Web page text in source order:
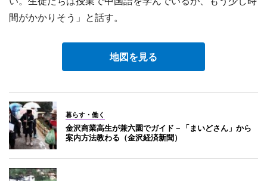
間がかかりそう」と話す。
地図を見る
暮らす・働く
金沢商業高生が兼六園でガイド－「まいどさん」から
案内方法教わる（金沢経済新聞）